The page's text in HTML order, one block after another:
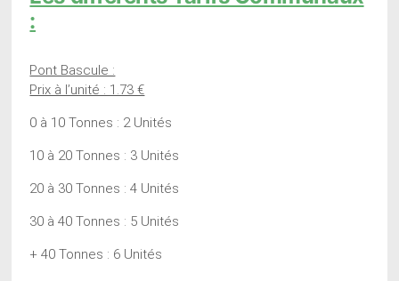
:
Pont Bascule :
Prix à l’unité : 1.73 €
0 à 10 Tonnes : 2 Unités
10 à 20 Tonnes : 3 Unités
20 à 30 Tonnes : 4 Unités
30 à 40 Tonnes : 5 Unités
+ 40 Tonnes : 6 Unités